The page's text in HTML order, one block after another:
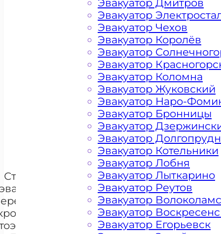
Цена от 4500 рублей
+ 100 РУБЛЕЙ ЗА КИЛОМЕТР
Стоимость
и
+7 985 222 99 01
Эвакуатор Дмитров
Эвакуатор
Эвакуатор Чехов
Эвакуатор Королёв
Эвакуатор
Эвакуатор
Эвакуатор Коломна
Эвакуатор Жуковский
Эвакуатор Наро-
Эвакуатор Бронницы
Эвакуатор
Эвакуатор
Эвакуатор Котельники
Эвакуатор Лобня
Эвакуатор Лыткарино
Эвакуатор Реутов
Эвакуатор
Эвакуатор
Эвакуатор Егорьевск